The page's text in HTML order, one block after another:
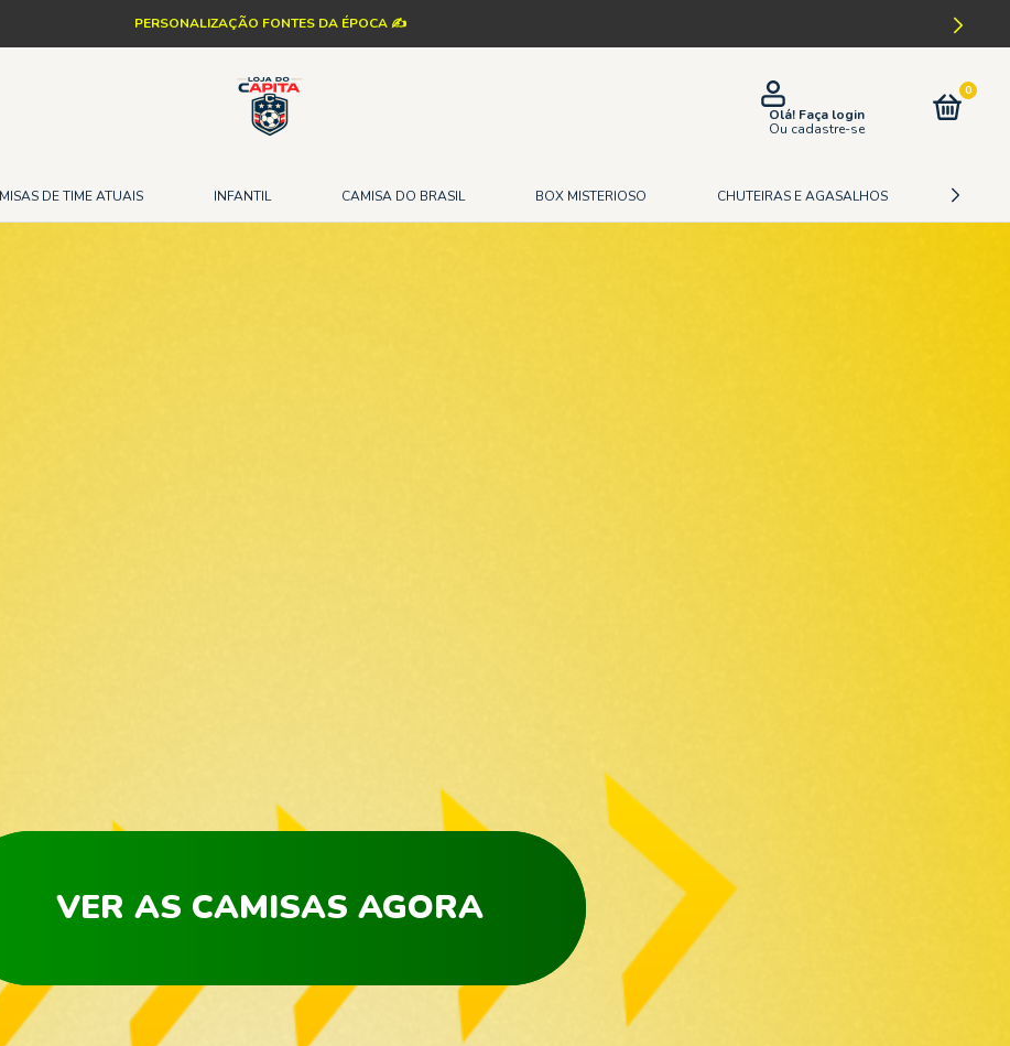
PERSONALIZAÇÃO FONTES DA ÉPOCA ✍️
Olá! Faça login
Ou cadastre-se
0
DE TIME ATUAIS INFANTIL CAMISA DO BRASIL BOX MISTERIOSO CHUTEIRAS E AGASALHOS
VER AS CAMISAS AGORA
VER AS CAMISAS AGORA